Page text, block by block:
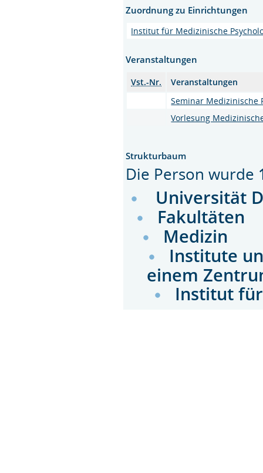
Zuordnung zu Einrichtungen
Institut für Medizinische
Veranstaltungen
Vst.-Nr.
Veranstaltungen
Seminar Medizinische
Vorlesung
Strukturbaum
Die Person wurde
Universität
Fakultäten
Medizin
Institute
einem
Institut